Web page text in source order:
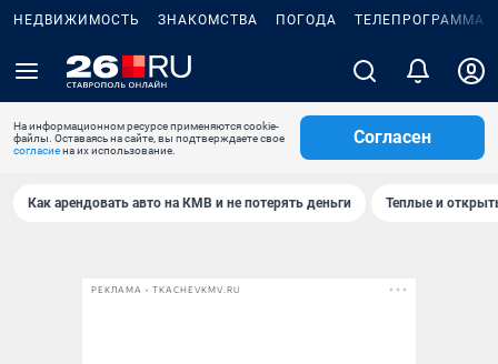
НЕДВИЖИМОСТЬ ЗНАКОМСТВА ПОГОДА ТЕЛЕПРОГРАММА
На информационном ресурсе применяются cookie-
файлы. Оставаясь на сайте, вы подтверждаете свое
согласиена их использование.
Согласен
Как арендовать авто на КМВ и не потерять деньги Теплые и
РЕКЛАМА • TKACHEVKMV.RU